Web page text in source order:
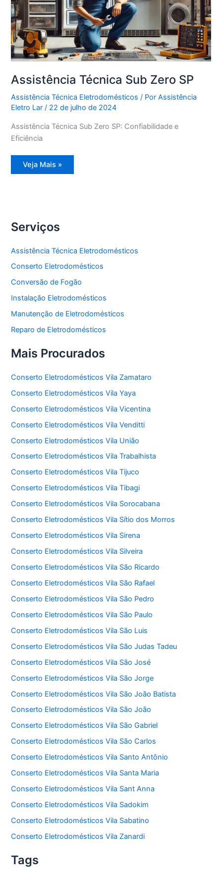
Assistência Técnica Sub Zero SP
Assistência Técnica Eletrodomésticos / PorAssistência
Eletro Lar/ 22 de julho de 2024
Assistência Técnica Sub Zero SP: Confiabilidade e
Eficiência
Assistência
Técnica
Veja Mais »
Serviços
Assistência Técnica Eletrodomésticos
Conserto Eletrodomésticos
Conversão de Fogão
Instalação Eletrodomésticos
Manutenção de Eletrodomésticos
Reparo de Eletrodomésticos
Mais Procurados
Conserto Eletrodomésticos Vila Zamataro
Conserto Eletrodomésticos Vila Yaya
Conserto Eletrodomésticos Vila Vicentina
Conserto Eletrodomésticos Vila Venditti
Conserto Eletrodomésticos Vila União
Conserto Eletrodomésticos Vila Trabalhista
Conserto Eletrodomésticos Vila Tijuco
Conserto Eletrodomésticos Vila Tibagi
Conserto Eletrodomésticos Vila Sorocabana
Conserto Eletrodomésticos Vila Sítio dos Morros
Conserto Eletrodomésticos Vila Sirena
Conserto Eletrodomésticos Vila Silveira
Conserto Eletrodomésticos Vila São Ricardo
Conserto Eletrodomésticos Vila São Rafael
Conserto Eletrodomésticos Vila São Pedro
Conserto Eletrodomésticos Vila São Paulo
Conserto Eletrodomésticos Vila São Luis
Conserto Eletrodomésticos Vila São Judas Tadeu
Conserto Eletrodomésticos Vila São José
Conserto Eletrodomésticos Vila São Jorge
Conserto Eletrodomésticos Vila São João Batista
Conserto Eletrodomésticos Vila São João
Conserto Eletrodomésticos Vila São Gabriel
Conserto Eletrodomésticos Vila São Carlos
Conserto Eletrodomésticos Vila Santo Antônio
Conserto Eletrodomésticos Vila Santa Maria
Conserto Eletrodomésticos Vila Sant Anna
Conserto Eletrodomésticos Vila Sadokim
Conserto Eletrodomésticos Vila Sabatino
Conserto Eletrodomésticos Vila Zanardi
Tags